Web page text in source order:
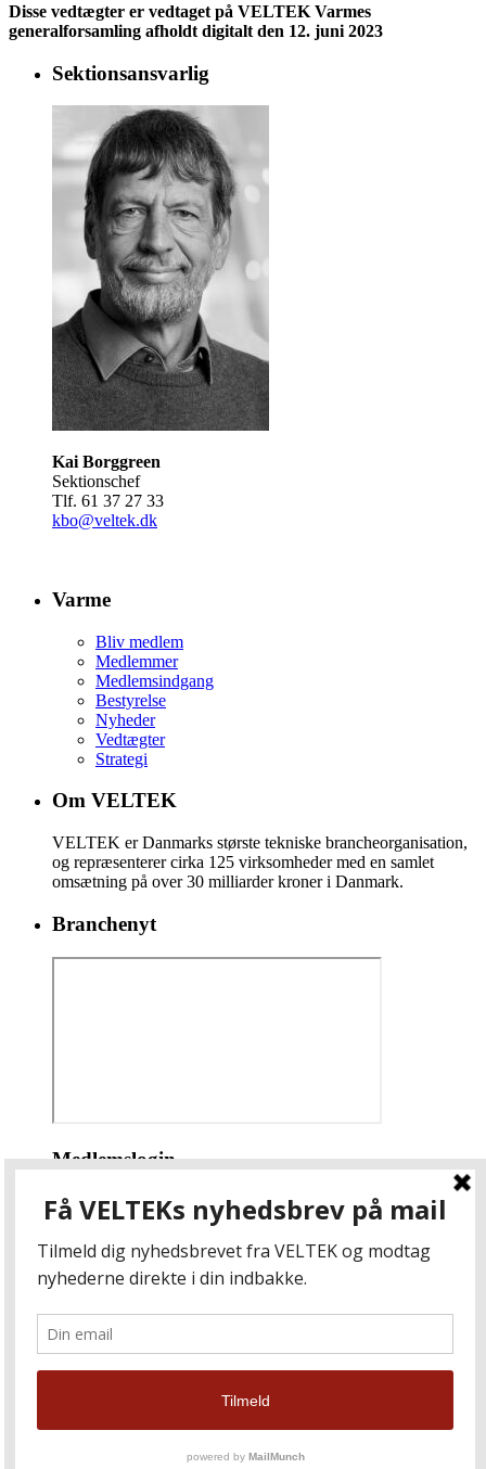
Disse vedtægter er vedtaget på VELTEK Varmes
generalforsamling afholdt digitalt den 12. juni 2023
Sektionsansvarlig
Kai Borggreen
Sektionschef
Tlf. 61 37 27 33
kbo@veltek.dk
Varme
Bliv medlem
Medlemmer
Medlemsindgang
Bestyrelse
Nyheder
Vedtægter
Strategi
Om VELTEK
VELTEK er Danmarks største tekniske brancheorganisation,
og repræsenterer cirka 125 virksomheder med en samlet
omsætning på over 30 milliarder kroner i Danmark.
Branchenyt
Medlemslogin
Brugernavn eller e-mail
Adgangskode
Husk mig